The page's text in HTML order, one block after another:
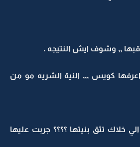
,, وشوف ايش النتيجه .
كويس ,,, النية الشريه مو من
خلاك تثق بنيتها ؟؟؟؟ جربت عليها